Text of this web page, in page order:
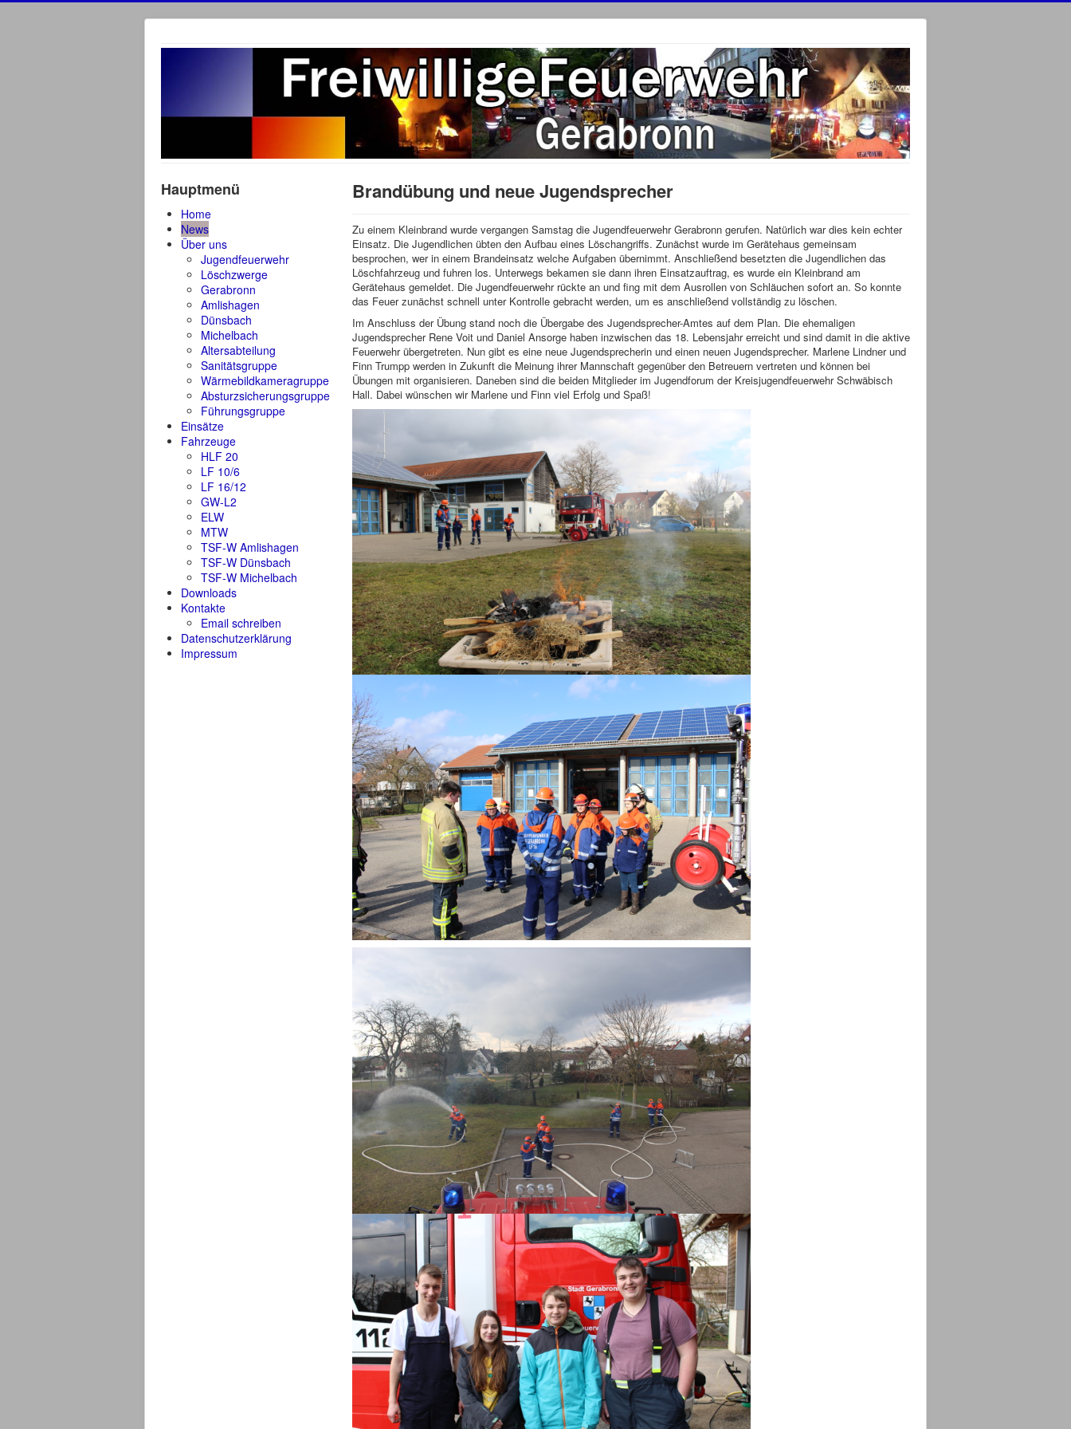
Hauptmenü
Home
News
Über uns
Jugendfeuerwehr
Löschzwerge
Gerabronn
Amlishagen
Dünsbach
Michelbach
Altersabteilung
Sanitätsgruppe
Wärmebildkameragruppe
Absturzsicherungsgruppe
Führungsgruppe
Einsätze
Fahrzeuge
HLF 20
LF 10/6
LF 16/12
GW-L2
ELW
MTW
TSF-W Amlishagen
TSF-W Dünsbach
TSF-W Michelbach
Downloads
Kontakte
Email schreiben
Datenschutzerklärung
Impressum
Brandübung und neue Jugendsprecher
Zu einem Kleinbrand wurde vergangen Samstag die Jugendfeuerwehr Gerabronn gerufen. Natürlich war dies kein echter
Einsatz. Die Jugendlichen übten den Aufbau eines Löschangriffs. Zunächst wurde im Gerätehaus gemeinsam
besprochen, wer in einem Brandeinsatz welche Aufgaben übernimmt. Anschließend besetzten die Jugendlichen das
Löschfahrzeug und fuhren los. Unterwegs bekamen sie dann ihren Einsatzauftrag, es wurde ein Kleinbrand am
Gerätehaus gemeldet. Die Jugendfeuerwehr rückte an und fing mit dem Ausrollen von Schläuchen sofort an. So konnte
das Feuer zunächst schnell unter Kontrolle gebracht werden, um es anschließend vollständig zu löschen.
Im Anschluss der Übung stand noch die Übergabe des Jugendsprecher-Amtes auf dem Plan. Die ehemaligen
Jugendsprecher Rene Voit und Daniel Ansorge haben inzwischen das 18. Lebensjahr erreicht und sind damit in die aktive
Feuerwehr übergetreten. Nun gibt es eine neue Jugendsprecherin und einen neuen Jugendsprecher. Marlene Lindner und
Finn Trumpp werden in Zukunft die Meinung ihrer Mannschaft gegenüber den Betreuern vertreten und können bei
Übungen mit organisieren. Daneben sind die beiden Mitglieder im Jugendforum der Kreisjugendfeuerwehr Schwäbisch
Hall. Dabei wünschen wir Marlene und Finn viel Erfolg und Spaß!